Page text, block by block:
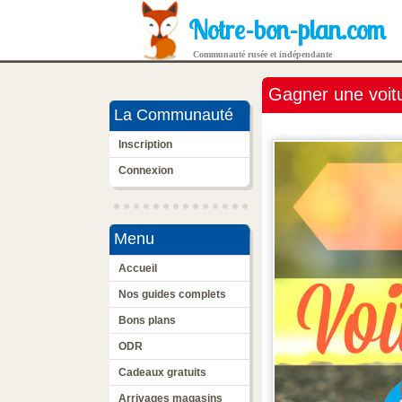
Notre-bon-plan.com
Communauté rusée et indépendante
La Communauté
Inscription
Connexion
Menu
Accueil
Nos guides complets
Bons plans
ODR
Cadeaux gratuits
Arrivages magasins
Gagner une